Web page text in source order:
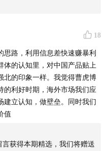
虎博士的新书《溢出》
2日中午12点前)
外大公司包围，为什么无
要的是先出来！
学会“卖贵”
18
思路，利用信息差快速赚暴利
体的认知里，对中国产品贴上
北的印象一样。我觉得曹虎博
的利好时期，海外市场我们应
建立认知，做壁垒。同时我们
值
言获得本期精选，我们将赠送